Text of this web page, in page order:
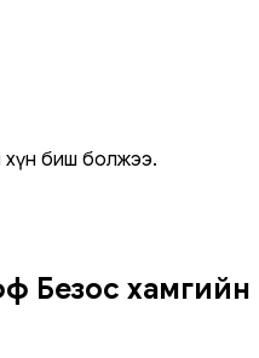
хүн биш болжээ.
Безос хамгийн